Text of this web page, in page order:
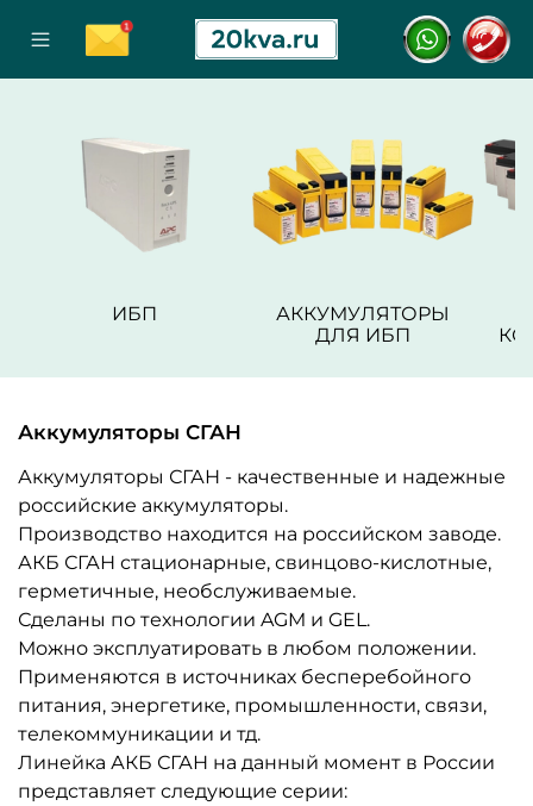
ИБП
АККУМУЛЯТОРЫ
ДЛЯ ИБП
Аккумуляторы СГАН
Аккумуляторы СГАН - качественные и надежные
российские аккумуляторы.
Производство находится на российском заводе.
АКБ СГАН стационарные, свинцово-кислотные,
герметичные, необслуживаемые.
Сделаны по технологии AGM и GEL.
Можно эксплуатировать в любом положении.
Применяются в источниках бесперебойного
питания, энергетике, промышленности, связи,
телекоммуникации и тд.
Линейка АКБ СГАН на данный момент в России
представляет следующие серии: